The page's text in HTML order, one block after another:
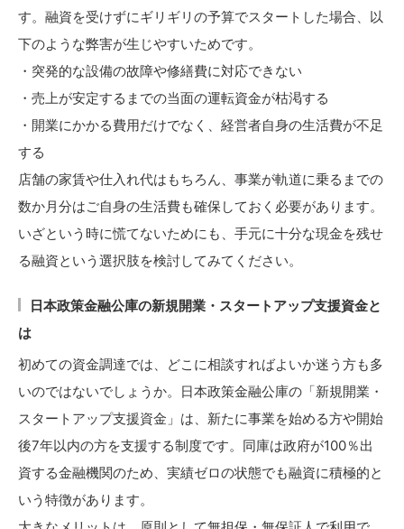
す。融資を受けずにギリギリの予算でスタートした場合、以
下のような弊害が生じやすいためです。
・突発的な設備の故障や修繕費に対応できない
・売上が安定するまでの当面の運転資金が枯渇する
・開業にかかる費用だけでなく、経営者自身の生活費が不足
する
店舗の家賃や仕入れ代はもちろん、事業が軌道に乗るまでの
数か月分はご自身の生活費も確保しておく必要があります。
いざという時に慌てないためにも、手元に十分な現金を残せ
る融資という選択肢を検討してみてください。
日本政策金融公庫の新規開業・スタートアップ支援資金と
は
初めての資金調達では、どこに相談すればよいか迷う方も多
いのではないでしょうか。日本政策金融公庫の「新規開業・
スタートアップ支援資金」は、新たに事業を始める方や開始
後7年以内の方を支援する制度です。同庫は政府が100％出
資する金融機関のため、実績ゼロの状態でも融資に積極的と
いう特徴があります。